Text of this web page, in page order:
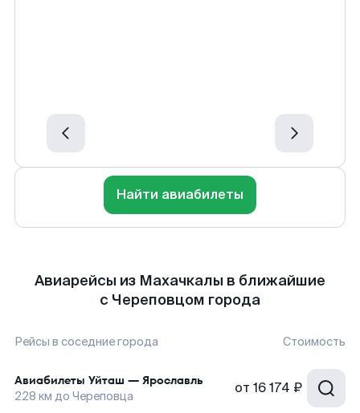
Найти авиабилеты
Авиарейсы из Махачкалы в ближайшие
с Череповцом города
Рейсы в соседние города Стоимость
Авиабилеты Уйташ — Ярославль
228 км до Череповца от 16 174 ₽